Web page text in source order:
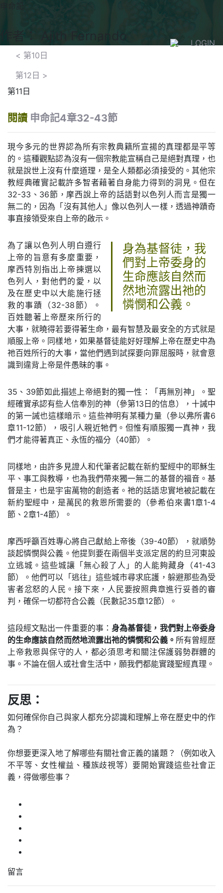
LOGIN
< 第10日
第12日 >
第11日
閱讀 申命記4章32-43節
現今多元的世界認為所有宗教典籍所宣揚的真理都是平等
的。這種觀點認為沒有一個宗教能宣稱自己是絕對真理，也
就是說世上沒有什麼道理，是全人類都必須接受的。其他宗
教經典確實記載許多智者藉著自身能力得到的洞見。但在
32-33、36節，摩西說上帝的話語對以色列人而言是獨一
無二的，因為「沒有其他人」像以色列人一樣，透過神蹟奇
事直接領受來自上帝的啟示。
身為基督徒，我
們對上帝委身的
生命應該自然而
然地流露出祂的
憐憫和公義。
為了讓以色列人明白遵行
上帝的旨意有多麼重要，
摩西特別指出上帝揀選以
色列人，對他們的愛，以
及在歷史中以大能施行拯
救的事蹟（32-38節）。
百姓聽著上帝歷來所行的
大事，就曉得若要得著生命，最有智慧及最安全的方式就是
順服上帝。同樣地，如果基督徒能好好理解上帝在歷史中為
祂百姓所行的大事，當他們遇到試探要向罪屈服時，就會意
識到違背上帝是件愚昧的事。
35、39節如此描述上帝絕對的獨一性：「再無別神」。聖
經確實承認有些人信奉別的神（參第13日的信息），十誡中
的第一誡也這樣暗示。這些神明有某種力量（參以弗所書6
章11-12節），吸引人親近牠們。但惟有順服獨一真神，我
們才能得著真正、永恆的福分（40節）。
同樣地，由許多見證人和代筆者記載在新約聖經中的耶穌生
平、事工與教導，也為我們帶來獨一無二的基督的福音。基
督是主，也是宇宙萬物的創造者。祂的話語忠實地被記載在
新約聖經中，是萬民的救恩所需要的（參希伯來書1章1-4
節、2章1-4節）。
摩西呼籲百姓專心將自己獻給上帝後（39-40節），就順勢
談起憐憫與公義。他提到要在兩個半支派定居的約旦河東設
立逃城。這些城讓「無心殺了人」的人能夠藏身（41-43
節）。他們可以「逃往」這些城市尋求庇護，躲避那些為受
害者忿怒的人民。接下來，人民要按照典章進行妥善的審
判，確保一切都符合公義（民數記35章12節）。
這段經文點出一件重要的事： 身為基督徒，我們對上帝委身
的生命應該自然而然地流露出祂的憐憫和公義。 所有曾經歷
上帝救恩與保守的人，都必須思考和關注保護弱勢群體的
事。不論在個人或社會生活中，願我們都能實踐聖經真理。
反思：
如何確保你自己與家人都充分認識和理解上帝在歷史中的作
為？
你想要更深入地了解哪些有關社會正義的議題？（例如收入
不平等、女性權益、種族歧視等）要開始實踐這些社會正
義，得做哪些事？
留言